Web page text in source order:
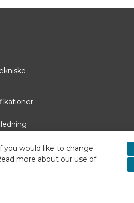
you would like to change
more about our use of